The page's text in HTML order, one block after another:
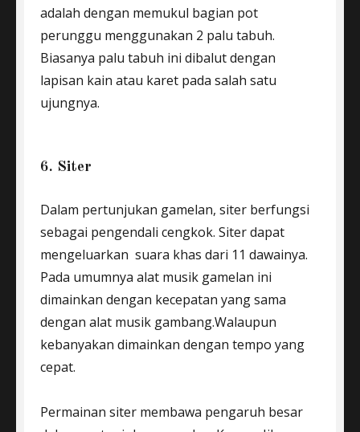
adalah dengan memukul bagian pot
perunggu menggunakan 2 palu tabuh.
Biasanya palu tabuh ini dibalut dengan
lapisan kain atau karet pada salah satu
ujungnya.
6. Siter
Dalam pertunjukan gamelan, siter berfungsi
sebagai pengendali cengkok. Siter dapat
mengeluarkan suara khas dari 11 dawainya.
Pada umumnya alat musik gamelan ini
dimainkan dengan kecepatan yang sama
dengan alat musik gambang.Walaupun
kebanyakan dimainkan dengan tempo yang
cepat.
Permainan siter membawa pengaruh besar